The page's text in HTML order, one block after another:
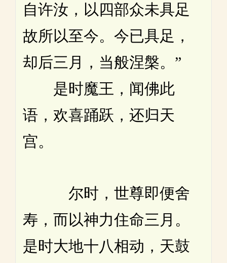
自许汝，以四部众未具足
故所以至今。今已具足，
却后三月，当般涅槃。”
是时魔王，闻佛此
语，欢喜踊跃，还归天
宫。
尔时，世尊即便舍
寿，而以神力住命三月。
是时大地十八相动，天鼓